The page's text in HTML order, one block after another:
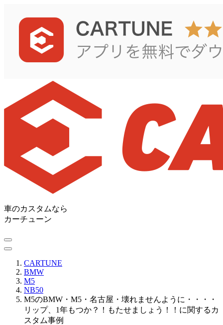
車のカスタムなら
カーチューン
CARTUNE
BMW
M5
NB50
M5のBMW・M5・名古屋・壊れませんように・・・・
リップ、1年もつか？！もたせましょう！！に関するカ
スタム事例